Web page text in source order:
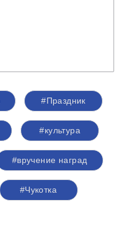
#Праздник
#культура
#вручение наград
#Чукотка